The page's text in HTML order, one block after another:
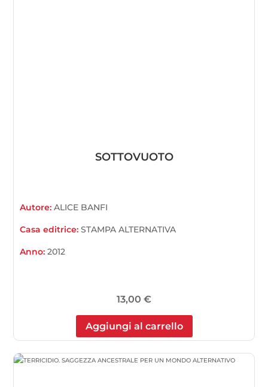
SOTTOVUOTO
Autore:ALICE BANFI
Casa editrice:STAMPA ALTERNATIVA
Anno:2012
13,00 €
Aggiungi al carrello